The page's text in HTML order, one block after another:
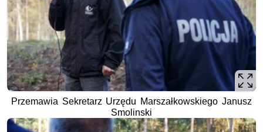
Przemawia Sekretarz Urzędu Marszałkowskiego Janusz
Smolinski